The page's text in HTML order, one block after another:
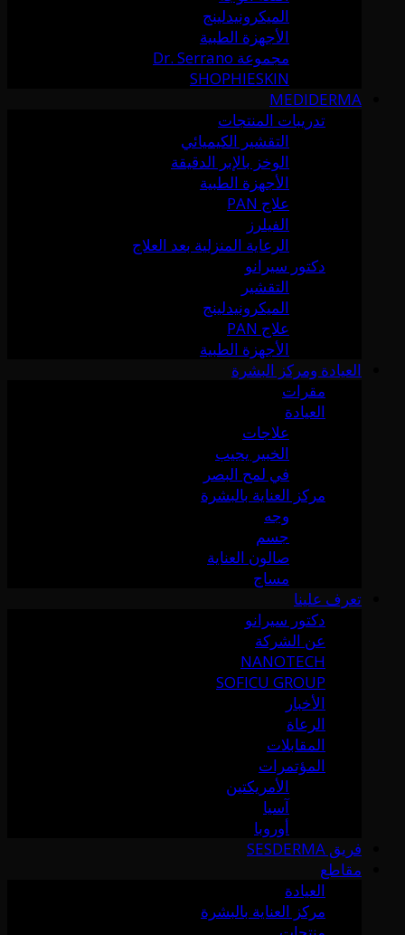
الميكرونيدلينج
الأجهزة الطبية
مجموعة Dr. Serrano
SHOPHIESKIN
MEDIDERMA
تدريبات المنتجات
التقشير الكيميائي
الوخز بالإبر الدقيقة
الأجهزة الطبية
علاج PAN
الفيلرز
الرعاية المنزلية بعد العلاج
دكتور سيرانو
التقشير
الميكرونيدلينج
علاج PAN
الأجهزة الطبية
العيادة ومركز البشرة
مقرات
العيادة
علاجات
الخبير يجيب
في لمح البصر
مركز العناية بالبشرة
وجه
جسم
صالون العناية
مساج
تعرف علينا
دكتور سيرانو
عن الشركة
NANOTECH
SOFICU GROUP
الأخبار
الرعاة
المقابلات
المؤتمرات
الأمريكتين
آسيا
أوروبا
فريق SESDERMA
مقاطع
العيادة
مركز العناية بالبشرة